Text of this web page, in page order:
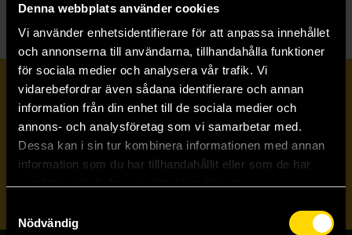
Denna webbplats använder cookies
Vi använder enhetsidentifierare för att anpassa innehållet
och annonserna till användarna, tillhandahålla funktioner
för sociala medier och analysera vår trafik. Vi
vidarebefordrar även sådana identifierare och annan
information från din enhet till de sociala medier och
annons- och analysföretag som vi samarbetar med.
Dessa kan i sin tur kombinera informationen med annan
information som du har tillhandahållit eller som de har
Nödvändig
Prenumerera på vårt nyhetsbrev
Veckobrevet
Skicka